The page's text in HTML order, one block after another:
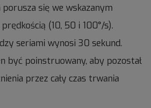
się we wskazanym
(10, 50 i 100°/s).
seriami wynosi 30 sekund.
być poinstruowany, aby pozostał
przez cały czas trwania